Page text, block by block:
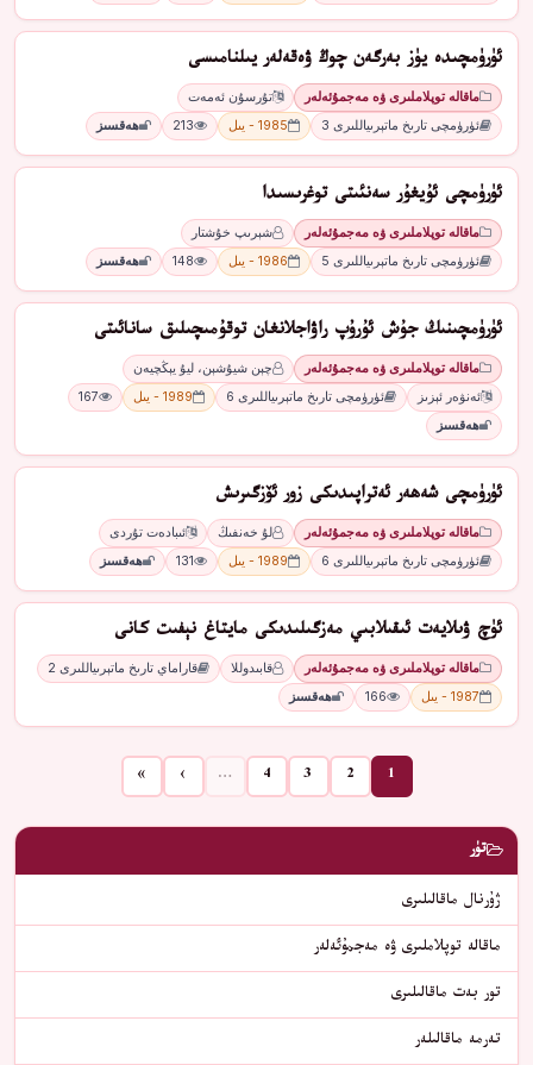
ئۈرۈمچىدە يۈز بەرگەن چوڭ ۋەقەلەر يىلنامىسى
ماقالە توپلاملىرى ۋە مەجمۇئەلەر
تۇرسۇن ئەمەت
ئۈرۈمچى تارىخ ماتېرىياللىرى 3
1985 - يىل 213 ھەقسىز
ئۈرۈمچى ئۇيغۇر سەنئىتى توغرىسىدا
ماقالە توپلاملىرى ۋە مەجمۇئەلەر
شېرىپ خۇشتار
ئۈرۈمچى تارىخ ماتېرىياللىرى 5
1986 - يىل 148 ھەقسىز
ئۈرۈمچىنىڭ جۇش ئۇرۇپ راۋاجلانغان توقۇمىچىلىق سانائىتى
ماقالە توپلاملىرى ۋە مەجمۇئەلەر
چېن شيۇشېن، ليۇ يېڭچيەن
ئەنۋەر ئېزىز
ئۈرۈمچى تارىخ ماتېرىياللىرى 6 1989 - يىل
167
ھەقسىز
ئۈرۈمچى شەھەر ئەتراپىدىكى زور ئۆزگىرىش
ماقالە توپلاملىرى ۋە مەجمۇئەلەر لۇ خەنفىڭ
ئىبادەت تۇردى
ئۈرۈمچى تارىخ ماتېرىياللىرى 6
1989 - يىل 131 ھەقسىز
ئۈچ ۋىلايەت ئىقىلابىي مەزگىلىدىكى مايتاغ نېفىت كانى
ماقالە توپلاملىرى ۋە مەجمۇئەلەر قابىدوللا
قاراماي تارىخ ماتېرىياللىرى 2
1987 - يىل
166 ھەقسىز
1
2
3
4
…
›
»
تۈر
ژۇرنال ماقالىلىرى
ماقالە توپلاملىرى ۋە مەجمۇئەلەر
تور بەت ماقالىلىرى
تەرمە ماقالىلەر